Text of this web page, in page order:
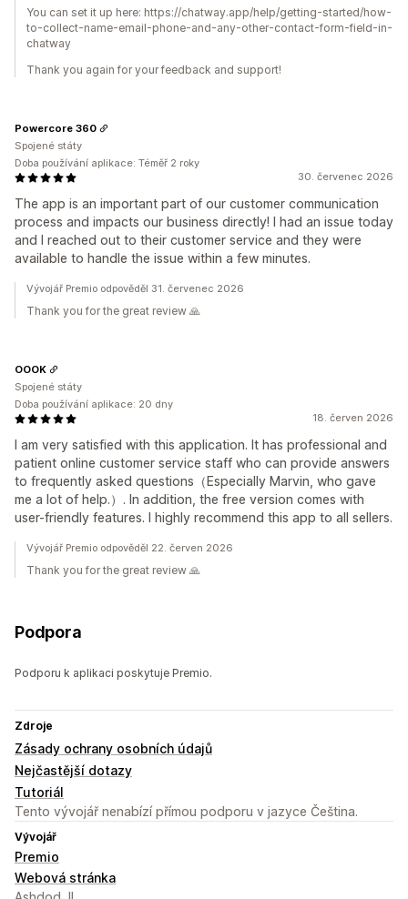
You can set it up here: https://chatway.app/help/getting-started/how-
to-collect-name-email-phone-and-any-other-contact-form-field-in-
chatway
Thank you again for your feedback and support!
30. červenec 2026
The app is an important part of our customer communication
process and impacts our business directly! I had an issue today
and I reached out to their customer service and they were
available to handle the issue within a few minutes.
Powercore 360
Spojené státy
Doba používání aplikace: Téměř 2 roky
Vývojář Premio odpověděl 31. červenec 2026
Thank you for the great review 🙏
18. červen 2026
I am very satisfied with this application. It has professional and
patient online customer service staff who can provide answers
to frequently asked questions（Especially Marvin, who gave
me a lot of help.）. In addition, the free version comes with
user-friendly features. I highly recommend this app to all sellers.
OOOK
Spojené státy
Doba používání aplikace: 20 dny
Vývojář Premio odpověděl 22. červen 2026
Thank you for the great review 🙏
Podpora
Podporu k aplikaci poskytuje Premio.
Zdroje
Zásady ochrany osobních údajů
Nejčastější dotazy
Tutoriál
Tento vývojář nenabízí přímou podporu v jazyce Čeština.
Vývojář
Premio
Webová stránka